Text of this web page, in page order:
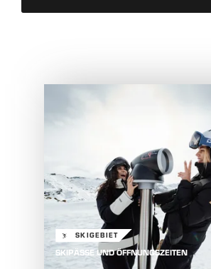
SKIGEBIET
SKIPÄSSE UND ÖFFNUNGSZEITEN